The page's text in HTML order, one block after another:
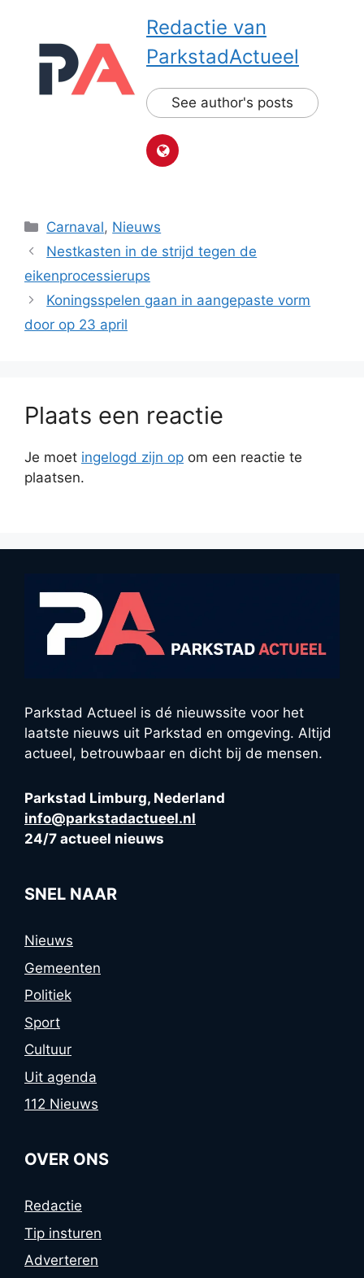
Redactie van
ParkstadActueel
See author's posts
Categorieën
Carnaval, Nieuws
Nestkasten in de strijd tegen de
eikenprocessierups
Koningsspelen gaan in aangepaste vorm
door op 23 april
Plaats een reactie
Je moet ingelogd zijn op om een reactie te
plaatsen.
Parkstad Actueel is dé nieuwssite voor het
laatste nieuws uit Parkstad en omgeving. Altijd
actueel, betrouwbaar en dicht bij de mensen.
Parkstad Limburg, Nederland
info@parkstadactueel.nl
24/7 actueel nieuws
SNEL NAAR
Nieuws
Gemeenten
Politiek
Sport
Cultuur
Uit agenda
112 Nieuws
OVER ONS
Redactie
Tip insturen
Adverteren